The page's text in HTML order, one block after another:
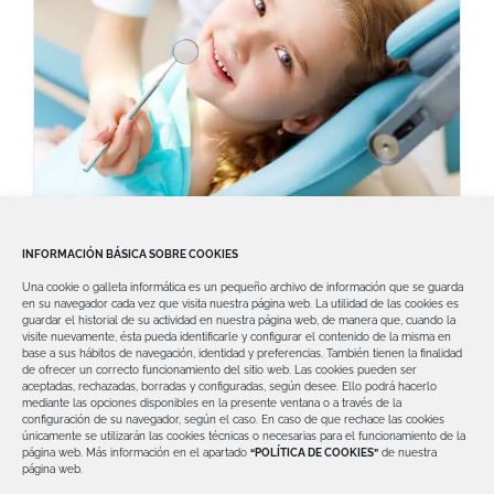
INFORMACIÓN BÁSICA SOBRE COOKIES
Una cookie o galleta informática es un pequeño archivo de información que se guarda
en su navegador cada vez que visita nuestra página web.
La utilidad de las cookies es
guardar el historial de su actividad en nuestra página web, de manera que, cuando la
visite nuevamente, ésta pueda identificarle y configurar el contenido de la misma en
base a sus hábitos de navegación, identidad y preferencias. También tienen la finalidad
de ofrecer un correcto funcionamiento del sitio web.
Las cookies pueden ser
aceptadas, rechazadas, borradas y configuradas, según desee. Ello podrá hacerlo
mediante las opciones disponibles en la presente ventana o a través de la
configuración de su navegador, según el caso. En caso de que rechace las cookies
únicamente se utilizarán las cookies técnicas o necesarias para el funcionamiento de la
página web. Más información en el apartado “POLÍTICA DE COOKIES” de nuestra
página web.
Caninos incluidos o retenidos,
Los caninos incluidos o retenidos son
esas piezas dentales que se fijan de